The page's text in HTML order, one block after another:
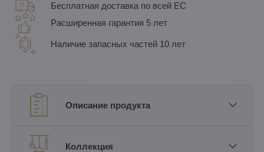
Бесплатная доставка по всей ЕС
Расширенная гарантия 5 лет
Наличие запасных частей 10 лет
Описание продукта
Коллекция